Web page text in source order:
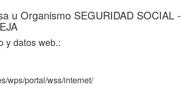
u Organismo SEGURIDAD SOCIAL -
y datos web.:
wps/portal/wss/internet/